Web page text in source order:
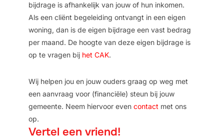
bijdrage is afhankelijk van jouw of hun inkomen.
Als een cliënt begeleiding ontvangt in een eigen
woning, dan is de eigen bijdrage een vast bedrag
per maand. De hoogte van deze eigen bijdrage is
op te vragen bij het CAK.
Wij helpen jou en jouw ouders graag op weg met
een aanvraag voor (financiële) steun bij jouw
gemeente. Neem hiervoor even contact met ons
op.
Vertel een vriend!